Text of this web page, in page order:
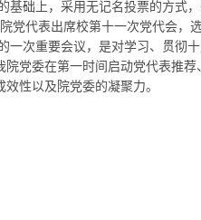
上，采用无记名投票的方式，
代表出席校第十一次党代会，
重要会议，是对学习、贯彻十
党委在第一时间启动党代表推
性以及院党委的凝聚力。